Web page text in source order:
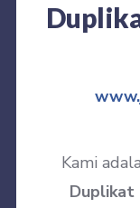
Kami
Duplikat